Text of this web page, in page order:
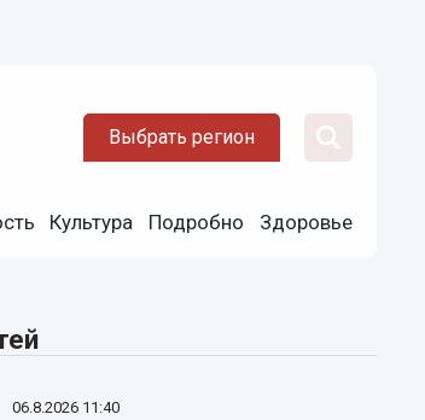
Выбрать регион
Культура Подробно Здоровье
06.8.2026 11:40